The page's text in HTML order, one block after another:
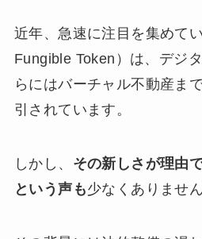
近年、急速に注目を集めて
Fungible Token）は、デジ
らにはバーチャル不動産ま
引されています。
しかし、 その新しさが理由
という声も少なくありません